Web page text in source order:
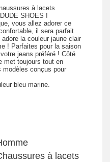
à lacets
SHOES !
vous allez adorer ce
il sera parfait
la couleur jaune clair
! Parfaites pour la saison
jeans préféré ! Côté
met toujours tout en
modèles conçus pour
bleu marine.
à lacets